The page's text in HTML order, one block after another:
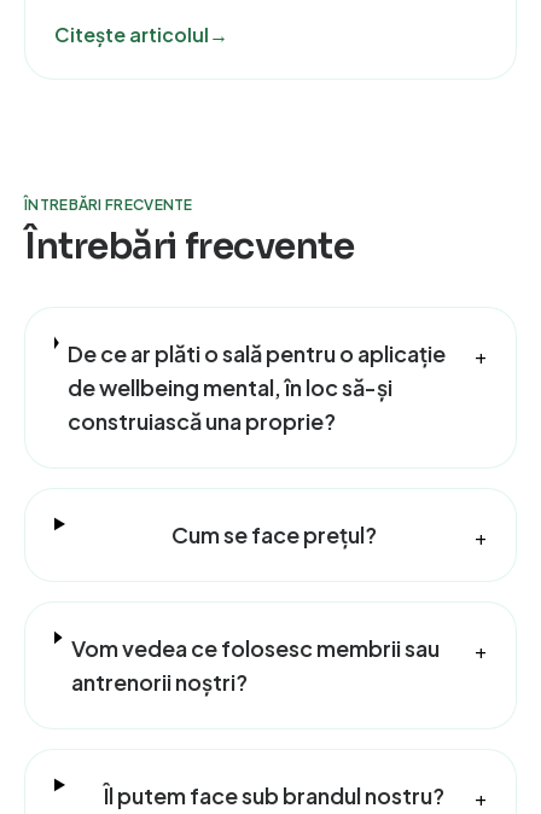
Citește articolul→
ÎNTREBĂRI FRECVENTE
Întrebări frecvente
De ce ar plăti o sală pentru o aplicație
de wellbeing mental, în loc să-și
construiască una proprie?
+
Cum se face prețul? +
Vom vedea ce folosesc membrii sau
antrenorii noștri?
+
Îl putem face sub brandul nostru? +